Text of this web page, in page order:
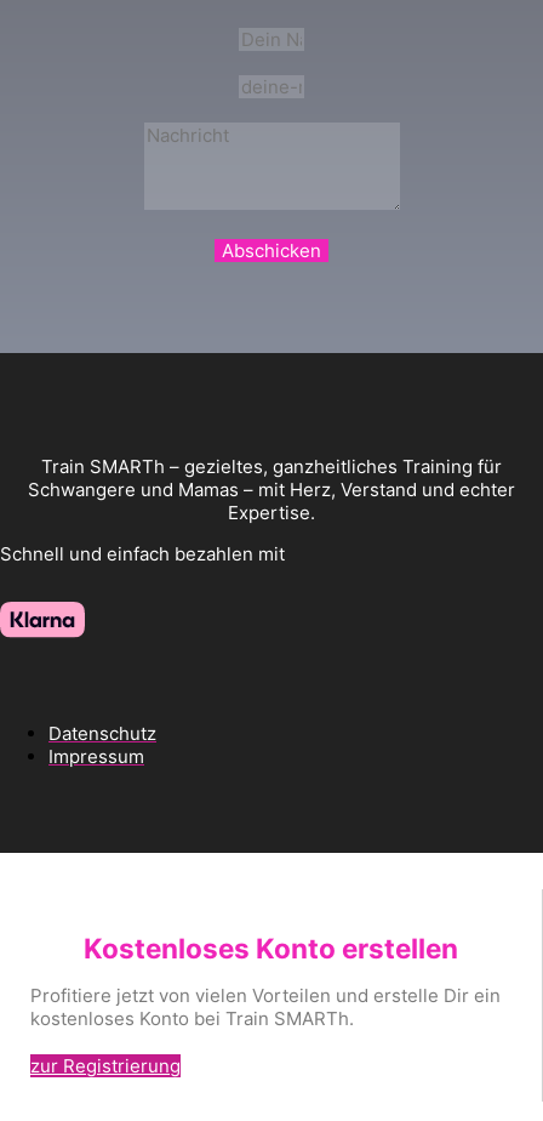
Abschicken
Train SMARTh – gezieltes, ganzheitliches Training für
Schwangere und Mamas – mit Herz, Verstand und echter
Expertise.
Schnell und einfach bezahlen mit
Datenschutz
Impressum
Kostenloses Konto erstellen
Profitiere jetzt von vielen Vorteilen und erstelle Dir ein
kostenloses Konto bei Train SMARTh.
zur Registrierung